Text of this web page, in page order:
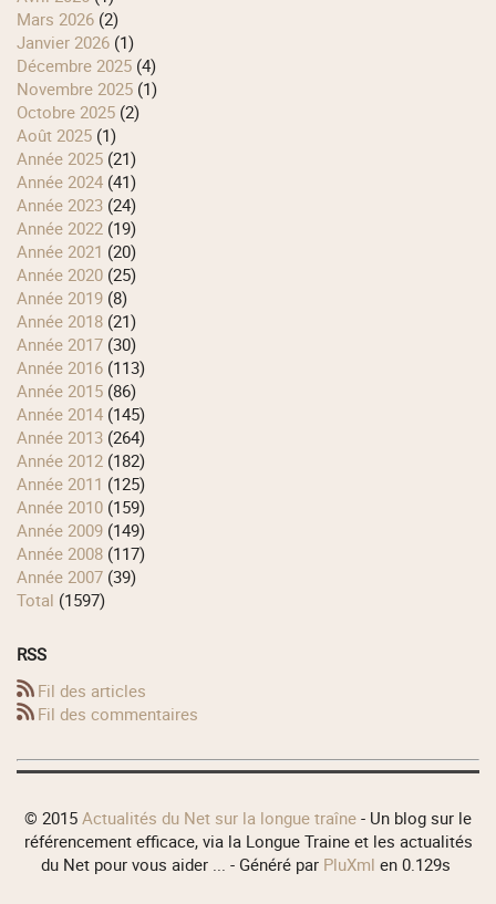
mars 2026 (2)
janvier 2026 (1)
décembre 2025 (4)
novembre 2025 (1)
octobre 2025 (2)
août 2025 (1)
année 2025 (21)
année 2024 (41)
année 2023 (24)
année 2022 (19)
année 2021 (20)
année 2020 (25)
année 2019 (8)
année 2018 (21)
année 2017 (30)
année 2016 (113)
année 2015 (86)
année 2014 (145)
année 2013 (264)
année 2012 (182)
année 2011 (125)
année 2010 (159)
année 2009 (149)
année 2008 (117)
année 2007 (39)
total (1597)
RSS
Fil des articles
Fil des commentaires
© 2015 Actualités du Net sur la longue traîne - Un blog sur le
référencement efficace, via la Longue Traine et les actualités
du Net pour vous aider ... - Généré par PluXml en 0.129s